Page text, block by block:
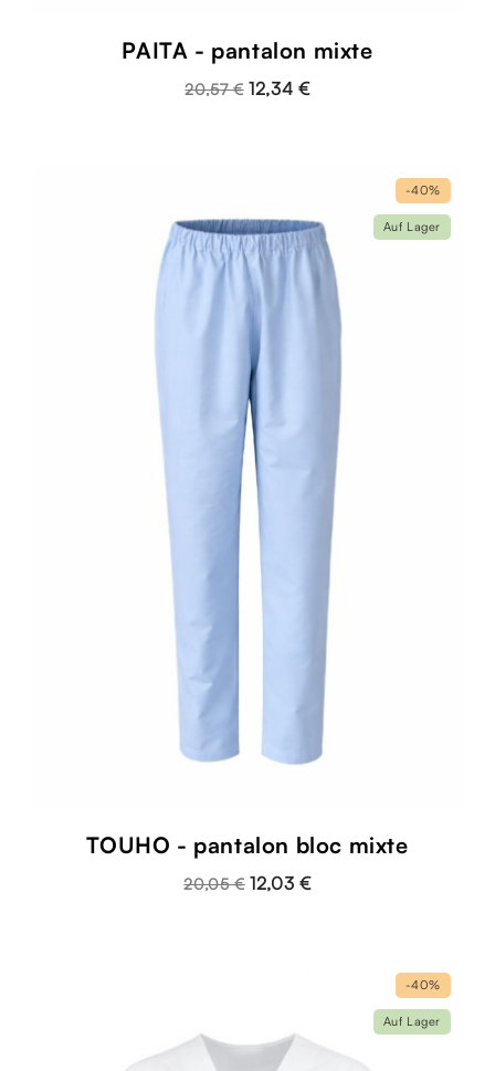
PAITA - pantalon mixte
20,57 € 12,34 €
TOUHO - pantalon bloc mixte
20,05 € 12,03 €
-40%
Auf Lager
-40%
Auf Lager